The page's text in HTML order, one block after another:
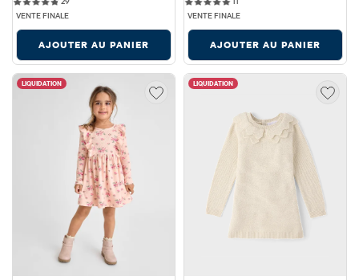
VENTE FINALE
AJOUTER AU PANIER
VENTE FINALE
AJOUTER AU PANIER
LIQUIDATION LIQUIDATION